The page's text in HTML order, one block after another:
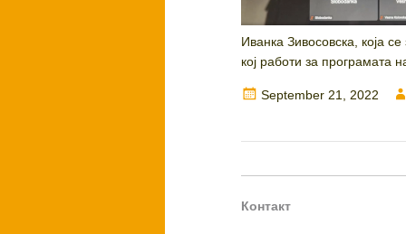
Иванка Зивосовска, која
кој работи за програмата
Posted
September 21, 2022
Контакт